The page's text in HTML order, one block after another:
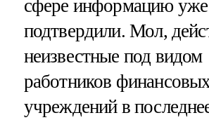
сфере информацию уже
подтвердили. Мол,
неизвестные под видом
работников
учреждений в